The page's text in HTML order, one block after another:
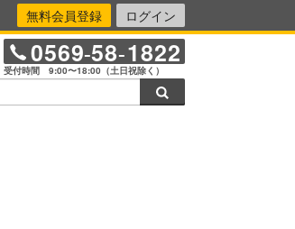
無料会員登録 ログイン
0569-58-1822
受付時間 9:00〜18:00（土日祝除く）